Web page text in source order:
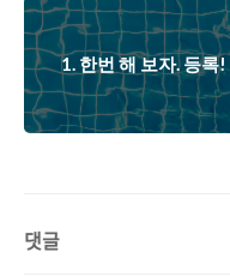
1. 한번 해 보자. 등록!
댓글